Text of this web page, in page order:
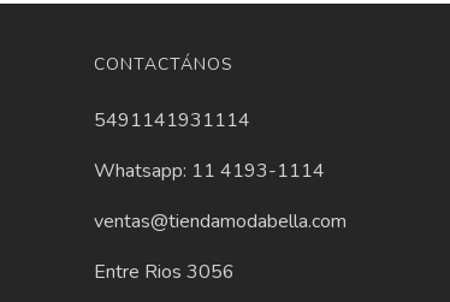
CONTACTÁNOS
5491141931114
Whatsapp: 11 4193-1114
ventas@tiendamodabella.com
Entre Rios 3056